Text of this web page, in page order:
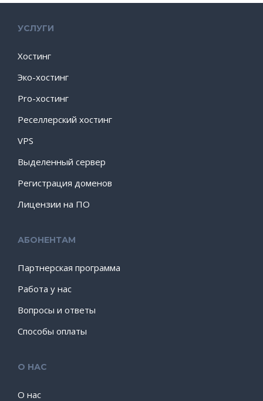
УСЛУГИ
Хостинг
Эко-хостинг
Pro-хостинг
Реселлерский хостинг
VPS
Выделенный сервер
Регистрация доменов
Лицензии на ПО
АБОНЕНТАМ
Партнерская программа
Работа у нас
Вопросы и ответы
Способы оплаты
О НАС
О нас